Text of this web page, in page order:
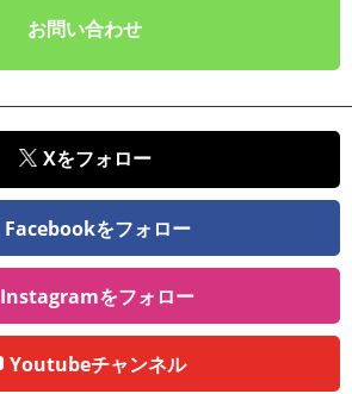
お問い合わせ
Xをフォロー
Facebookをフォロー
Instagramをフォロー
Youtubeチャンネル